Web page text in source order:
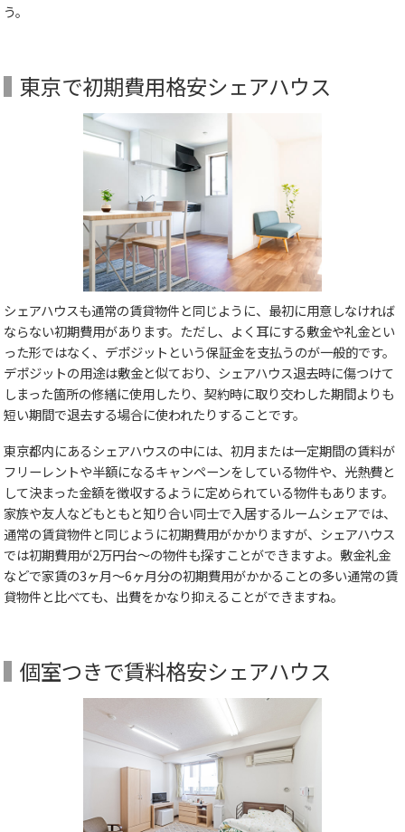
う。
東京で初期費用格安シェアハウス
シェアハウスも通常の賃貸物件と同じように、最初に用意しなければ
ならない初期費用があります。ただし、よく耳にする敷金や礼金とい
った形ではなく、デポジットという保証金を支払うのが一般的です。
デポジットの用途は敷金と似ており、シェアハウス退去時に傷つけて
しまった箇所の修繕に使用したり、契約時に取り交わした期間よりも
短い期間で退去する場合に使われたりすることです。
東京都内にあるシェアハウスの中には、初月または一定期間の賃料が
フリーレントや半額になるキャンペーンをしている物件や、光熱費と
して決まった金額を徴収するように定められている物件もあります。
家族や友人などもともと知り合い同士で入居するルームシェアでは、
通常の賃貸物件と同じように初期費用がかかりますが、シェアハウス
では初期費用が2万円台～の物件も探すことができますよ。敷金礼金
などで家賃の3ヶ月～6ヶ月分の初期費用がかかることの多い通常の賃
貸物件と比べても、出費をかなり抑えることができますね。
個室つきで賃料格安シェアハウス